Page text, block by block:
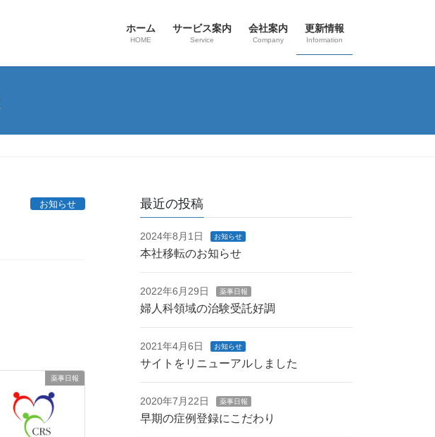
ホーム
HOME
サービス案内
Service
会社案内
Company
更新情報
Information
お知らせ
薬事日報
最近の投稿
2024年8月1日 お知らせ
本社移転のお知らせ
2022年6月29日 薬事日報
婦人科領域の治験受託好調
2021年4月6日 お知らせ
サイトをリニューアルしました
2020年7月22日 薬事日報
早期の症例登録にこだわり